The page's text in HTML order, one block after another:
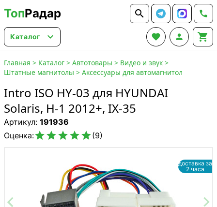
ТопРадар  
Каталог    
Главная > Каталог > Автотовары > Видео и звук >
Штатные магнитолы > Аксессуары для автомагнитол
Intro ISO HY-03 для HYUNDAI
Solaris, H-1 2012+, IX-35
Артикул: 191936
Оценка:(9)
доставка за
2 часа